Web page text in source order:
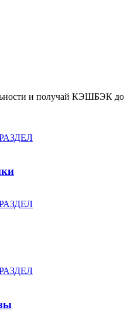
и получай КЭШБЭК до